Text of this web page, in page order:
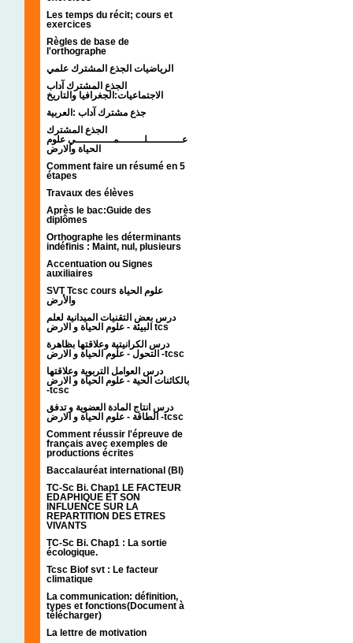
Les temps du récit; cours et
exercices
Règles de base de
l'orthographe
الرياضيات الجذع المشترك علمي
الجذع المشترك آداب
الاجتماعيات:الجغرافيا والتاريخ
جذع مشترك آداب :العربية
الجذع المشترك
عـــــــــــلــــــــمــــــــــــي علوم
الحياة والارض
Comment faire un résumé en 5
étapes
Travaux des élèves
Après le bac:Guide des
diplômes
Orthographe les déterminants
indéfinis : Maint, nul, plusieurs
Accentuation ou Signes
auxiliaires
SVT Tcsc cours علوم الحياة
والأرض
درس بعض التقنيات الميدانية لعلم
البيئة - علوم الحياة و الارض tcs
درس الكرانيتية وعلاقتها بظاهرة
التحول - علوم الحياة و الارض -tcsc
درس العوامل التربوية وعلاقتها
بالكائنات الحية - علوم الحياة و الارض
-tcsc
درس انتاج المادة العضوية و تدفق
الطاقة - علوم الحياة و الارض -tcsc
Comment réussir l'épreuve de
français avec exemples de
productions écrites
Baccalauréat international (BI)
TC-Sc Bi. Chap1 LE FACTEUR
EDAPHIQUE ET SON
INFLUENCE SUR LA
REPARTITION DES ETRES
VIVANTS
TC-Sc Bi. Chap1 : La sortie
écologique.
Tcsc Biof svt : Le facteur
climatique
La communication: définition,
types et fonctions(Document à
télécharger)
La lettre de motivation